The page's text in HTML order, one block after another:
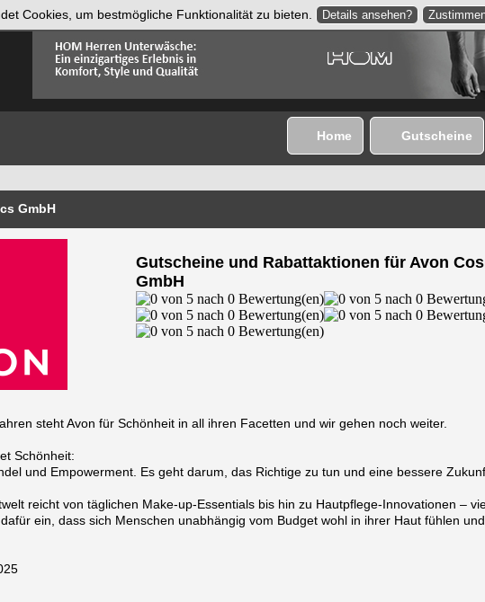
Home Gutscheine
GmbH
Gutscheine und Rabattaktionen für Avon
GmbH
steht Avon für Schönheit in all ihren Facetten und wir gehen noch weiter.
Schönheit:
und Empowerment. Es geht darum, das Richtige zu tun und eine bessere
reicht von täglichen Make-up-Essentials bis hin zu Hautpflege-Innovationen –
ein, dass sich Menschen unabhängig vom Budget wohl in ihrer Haut fühlen
Cookies, um bestmögliche Funktionalität zu bieten. Details ansehen?